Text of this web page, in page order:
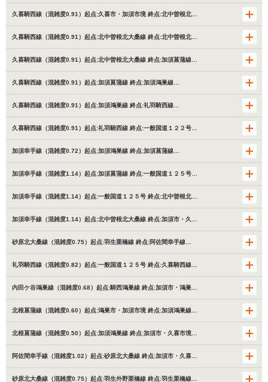
久喜騎西線（混雑度0.91）起点:久喜市・加須市境 終点:北中曽根北…
久喜騎西線（混雑度0.91）起点:北中曽根北大桑線 終点:北中曽根北…
久喜騎西線（混雑度0.91）起点:北中曽根北大桑線 終点:加須菖蒲線…
久喜騎西線（混雑度0.91）起点:加須菖蒲線 終点:加須鴻巣線…
久喜騎西線（混雑度0.91）起点:加須鴻巣線 終点:礼羽騎西線…
久喜騎西線（混雑度0.91）起点:礼羽騎西線 終点:一般国道１２２号…
加須幸手線（混雑度0.72）起点:加須鴻巣線 終点:加須菖蒲線…
加須幸手線（混雑度1.14）起点:加須菖蒲線 終点:一般国道１２５号…
加須幸手線（混雑度1.14）起点:一般国道１２５号 終点:北中曽根北…
加須幸手線（混雑度1.14）起点:北中曽根北大桑線 終点:加須市・久…
砂原北大桑線（混雑度0.75）起点:羽生栗橋線 終点:阿佐間幸手線…
礼羽騎西線（混雑度0.82）起点:一般国道１２５号 終点:久喜騎西線…
内田ケ谷鴻巣線（混雑度0.68）起点:騎西鴻巣線 終点:加須市・鴻巣…
北根菖蒲線（混雑度0.60）起点:鴻巣市・加須市境 終点:加須鴻巣線…
北根菖蒲線（混雑度0.50）起点:加須鴻巣線 終点:加須市・久喜市境…
阿佐間幸手線（混雑度1.02）起点:砂原北大桑線 終点:加須市・久喜…
砂原北大桑線（混雑度0.75）起点:羽生外野栗橋線 終点:羽生栗橋線…